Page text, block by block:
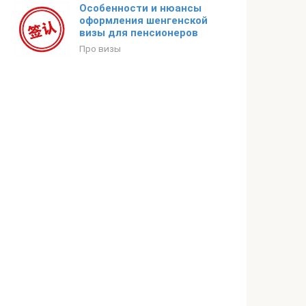
Особенности и нюансы
оформления шенгенской
визы для пенсионеров
Про визы